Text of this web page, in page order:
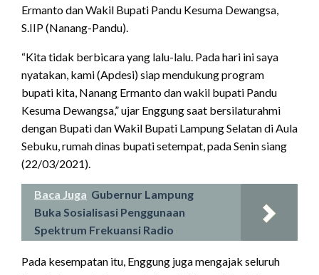
Ermanto dan Wakil Bupati Pandu Kesuma Dewangsa,
S.IIP (Nanang-Pandu).
“Kita tidak berbicara yang lalu-lalu. Pada hari ini saya
nyatakan, kami (Apdesi) siap mendukung program
bupati kita, Nanang Ermanto dan wakil bupati Pandu
Kesuma Dewangsa,” ujar Enggung saat bersilaturahmi
dengan Bupati dan Wakil Bupati Lampung Selatan di Aula
Sebuku, rumah dinas bupati setempat, pada Senin siang
(22/03/2021).
Baca Juga Gubernur Lampung
Buka Sosialisasi Penggunaan
Spektrum Frekuansi Radio
Pada kesempatan itu, Enggung juga mengajak seluruh